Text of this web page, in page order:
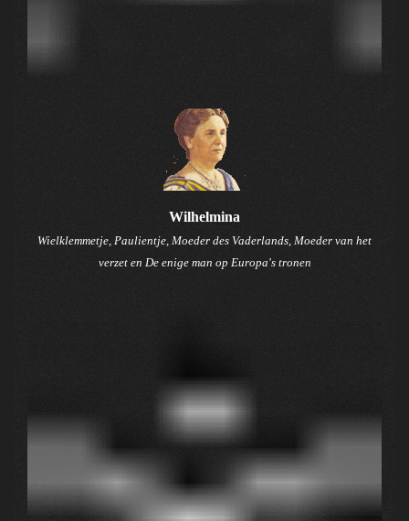
Wilhelmina
Wielklemmetje, Paulientje, Moeder des Vaderlands, Moeder van het
verzet en De enige man op Europa's tronen